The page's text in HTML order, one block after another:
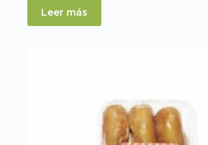
Leer más